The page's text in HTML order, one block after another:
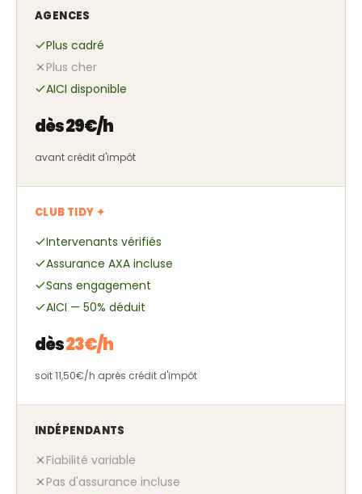
AGENCES
Plus cadré
Plus cher
AICI disponible
dès 29€/h
avant crédit d'impôt
CLUB TIDY ✦
Intervenants vérifiés
Assurance AXA incluse
Sans engagement
AICI — 50% déduit
dès23€/h
soit 11,50€/h après crédit d'impôt
INDÉPENDANTS
Fiabilité variable
Pas d'assurance incluse